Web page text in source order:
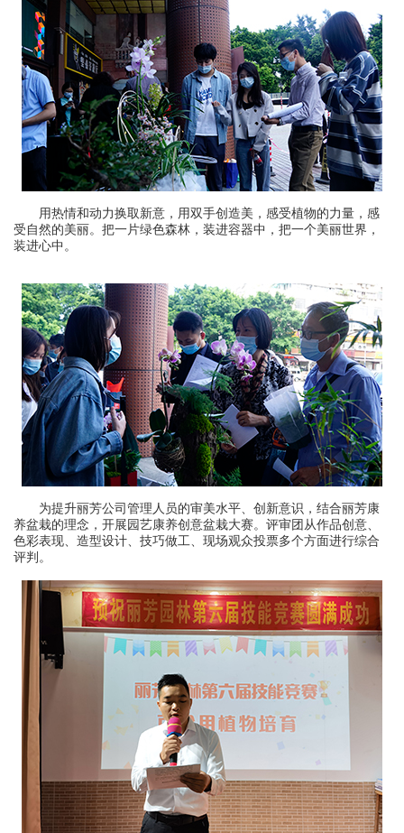
用热情和动力换取新意，用双手创造美，感受植物的力量，感
受自然的美丽。把一片绿色森林，装进容器中，把一个美丽世界，
装进心中。
为提升丽芳公司管理人员的审美水平、创新意识，结合丽芳康
养盆栽的理念，开展园艺康养创意盆栽大赛。评审团从作品创意、
色彩表现、造型设计、技巧做工、现场观众投票多个方面进行综合
评判。